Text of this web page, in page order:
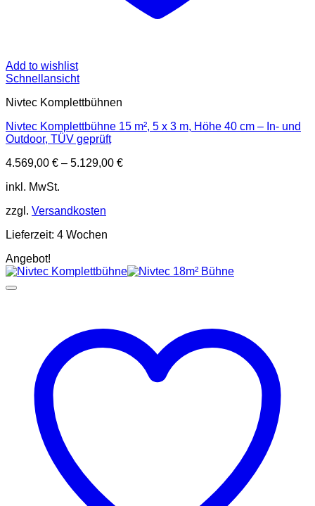
Add to wishlist
Schnellansicht
Nivtec Komplettbühnen
Nivtec Komplettbühne 15 m², 5 x 3 m, Höhe 40 cm – In- und
Outdoor, TÜV geprüft
4.569,00 € – 5.129,00 €
inkl. MwSt.
zzgl. Versandkosten
Lieferzeit: 4 Wochen
Angebot!